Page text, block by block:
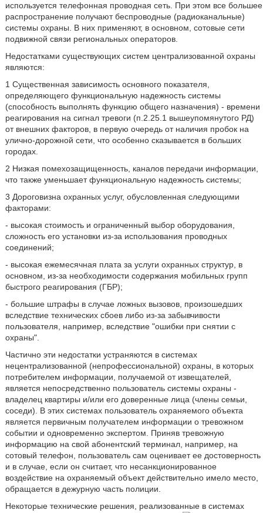
используется телефонная проводная сеть. При этом все большее
распространение получают беспроводные (радиоканальные)
системы охраны. В них применяют, в основном, сотовые сети
подвижной связи региональных операторов.
Недостатками существующих систем централизованной охраны
являются:
1 Существенная зависимость основного показателя,
определяющего функциональную надежность системы
(способность выполнять функцию общего назначения) - времени
реагирования на сигнал тревоги (п.2.25.1 вышеупомянутого РД)
от внешних факторов, в первую очередь от наличия пробок на
улично-дорожной сети, что особенно сказывается в больших
городах.
2 Низкая помехозащищенность, каналов передачи информации,
что также уменьшает функциональную надежность системы;
3 Дороговизна охранных услуг, обусловленная следующими
факторами:
- высокая стоимость и ограниченный выбор оборудования,
сложность его установки из-за использования проводных
соединений;
- высокая ежемесячная плата за услуги охранных структур, в
основном, из-за необходимости содержания мобильных групп
быстрого реагирования (ГБР);
- большие штрафы в случае ложных вызовов, произошедших
вследствие технических сбоев либо из-за забывчивости
пользователя, например, вследствие "ошибки при снятии с
охраны".
Частично эти недостатки устраняются в системах
нецентрализованной (непрофессиональной) охраны, в которых
потребителем информации, получаемой от извещателей,
является непосредственно пользователь системы охраны -
владелец квартиры и/или его доверенные лица (члены семьи,
соседи). В этих системах пользователь охраняемого объекта
является первичным получателем информации о тревожном
событии и одновременно экспертом. Приняв тревожную
информацию на свой абонентский терминал, например, на
сотовый телефон, пользователь сам оценивает ее достоверность
и в случае, если он считает, что несанкционированное
воздействие на охраняемый объект действительно имело место,
обращается в дежурную часть полиции.
Некоторые технические решения, реализованные в системах